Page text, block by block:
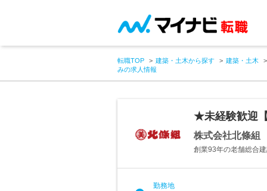
転職TOP 建築・土木から探す
建築・土木
みの求人情報
★未経験歓迎
株式会社北條組
創業93年の老舗総合
勤務地